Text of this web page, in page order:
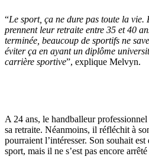
“Le sport, ça ne dure pas toute la
prennent leur retraite entre 35 et 40
terminée, beaucoup de sportifs ne
éviter ça en ayant un diplôme
carrière sportive”, explique Melvyn.
A 24 ans, le handballeur
sa retraite. Néanmoins, il réfléchit à
pourraient l’intéresser. Son souhait
sport, mais il ne s’est pas encore